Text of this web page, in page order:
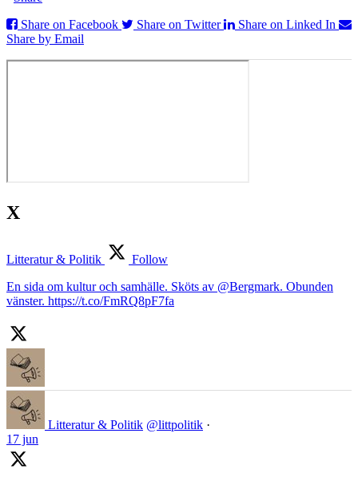
Share on Facebook
Share on Twitter
Share on Linked In
Share by Email
X
Litteratur & Politik
Follow
En sida om kultur och samhälle. Sköts av @Bergmark. Obunden
vänster. https://t.co/FmRQ8pF7fa
Litteratur & Politik @littpolitik ·
17 jun